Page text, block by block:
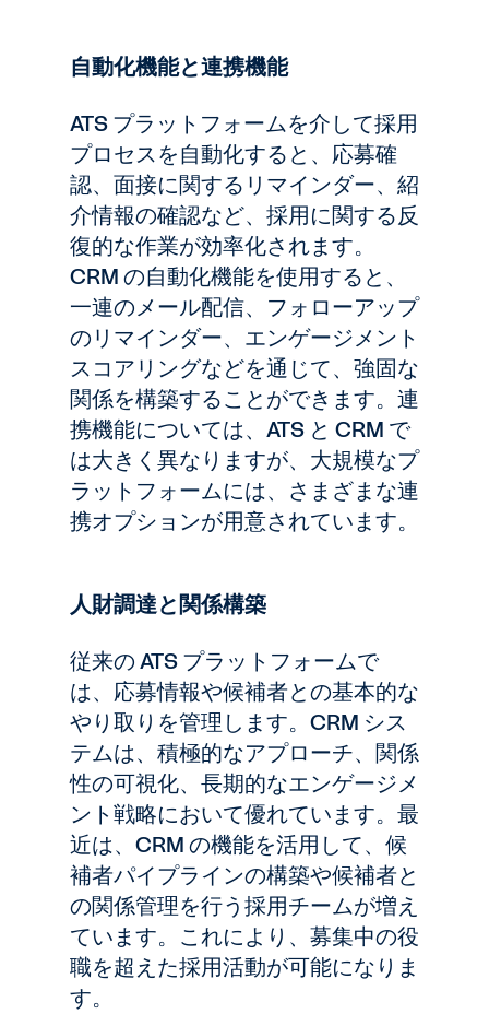
自動化機能と連携機能
ATS プラットフォームを介して採用
プロセスを自動化すると、応募確
認、面接に関するリマインダー、紹
介情報の確認など、採用に関する反
復的な作業が効率化されます。
CRM の自動化機能を使用すると、
一連のメール配信、フォローアップ
のリマインダー、エンゲージメント
スコアリングなどを通じて、強固な
関係を構築することができます。連
携機能については、ATS と CRM で
は大きく異なりますが、大規模なプ
ラットフォームには、さまざまな連
携オプションが用意されています。
人財調達と関係構築
従来の ATS プラットフォームで
は、応募情報や候補者との基本的な
やり取りを管理します。CRM シス
テムは、積極的なアプローチ、関係
性の可視化、長期的なエンゲージメ
ント戦略において優れています。最
近は、CRM の機能を活用して、候
補者パイプラインの構築や候補者と
の関係管理を行う採用チームが増え
ています。これにより、募集中の役
職を超えた採用活動が可能になりま
す。